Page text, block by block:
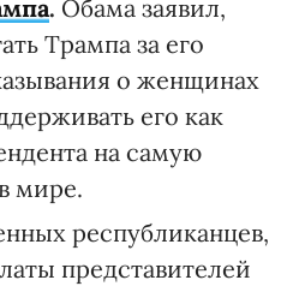
. Обама заявил,
Трампа за его
о женщинах
его как
на самую
мире.
республиканцев,
представителей